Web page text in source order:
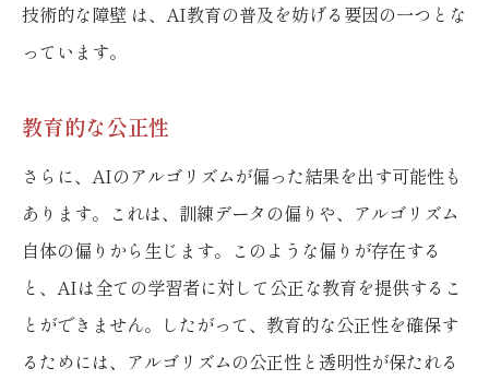
技術的な障壁 は、AI教育の普及を妨げる要因の一つとな
っています。
教育的な公正性
さらに、AIのアルゴリズムが偏った結果を出す可能性も
あります。これは、訓練データの偏りや、アルゴリズム
自体の偏りから生じます。このような偏りが存在する
と、AIは全ての学習者に対して公正な教育を提供するこ
とができません。したがって、教育的な公正性を確保す
るためには、アルゴリズムの公正性と透明性が保たれる